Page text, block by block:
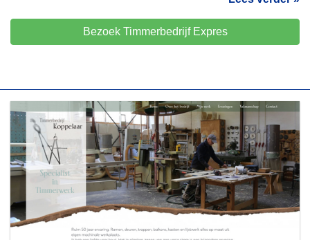
Bezoek Timmerbedrijf Expres